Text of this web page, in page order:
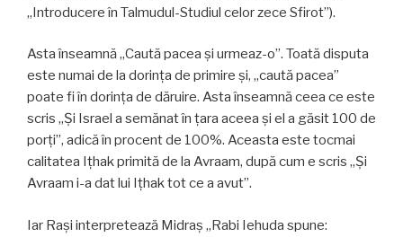
„Introducere în Talmudul-Studiul celor zece Sfirot”).
Asta înseamnă „Caută pacea și urmeaz-o”. Toată disputa
este numai de la dorința de primire și, „caută pacea”
poate fi în dorința de dăruire. Asta înseamnă ceea ce este
scris „Și Israel a semănat în țara aceea și el a găsit 100 de
porți”, adică în procent de 100%. Aceasta este tocmai
calitatea Ițhak primită de la Avraam, după cum e scris „Și
Avraam i-a dat lui Ițhak tot ce a avut”.
Iar Rași interpretează Midraș „Rabi Iehuda spune: